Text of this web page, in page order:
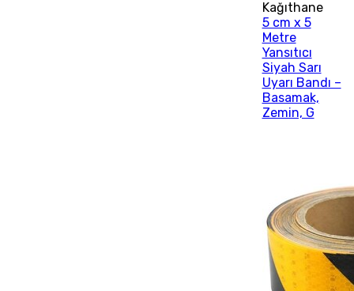
Kağıthane
5 cm x 5
Metre
Yansıtıcı
Siyah Sarı
Uyarı Bandı –
Basamak,
Zemin, G